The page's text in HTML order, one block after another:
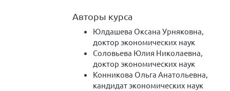
Авторы курса
Юлдашева Оксана Урняковна,
доктор экономических наук
Соловьева Юлия Николаевна,
доктор экономических наук
Конникова Ольга Анатольевна,
кандидат экономических наук